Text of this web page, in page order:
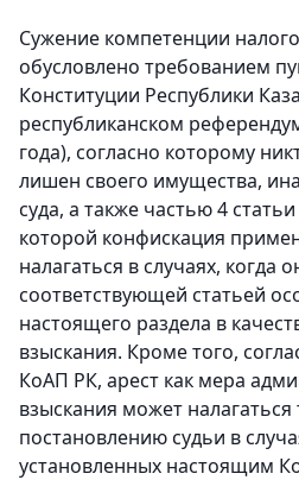
Сужение компетенции
обусловлено требованием
Конституции Республики
республиканском
года), согласно которому
лишен своего имущества,
суда, а также частью 4
которой конфискация
налагаться в случаях, когда
соответствующей статьей
настоящего раздела в
взыскания. Кроме того,
КоАП РК, арест как мера
взыскания может налагаться
постановлению судьи в
установленных настоящим